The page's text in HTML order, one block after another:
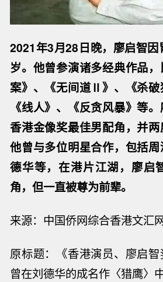
2021年3月28日晚，廖启智
岁。他曾参演诸多经典作品
案》、《无间道Ⅱ》、《杀破
《线人》、《反贪风暴》等。
香港金像奖最佳男配角，并两
他曾与多位明星合作，包括
德华等，在港片江湖，廖启
角，但一直被尊为前辈。
来源： 中国侨网综合香港文汇
原标题：《香港演员、廖启智
曾在刘德华的成名作〈猎鹰〉
黎巴嫩消息人士：黎巴